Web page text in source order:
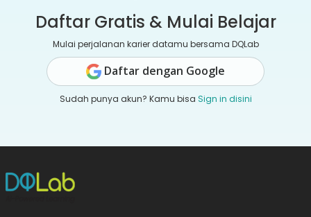
Daftar Gratis & Mulai Belajar
Mulai perjalanan karier datamu bersama DQLab
Daftar dengan Google
Sudah punya akun? Kamu bisa Sign in disini